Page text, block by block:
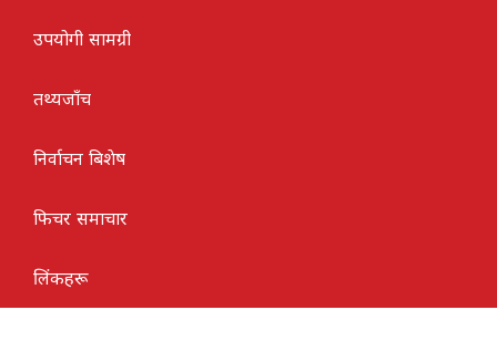
उपयोगी सामग्री
तथ्यजाँच
निर्वाचन बिशेष
फिचर समाचार
लिंकहरू